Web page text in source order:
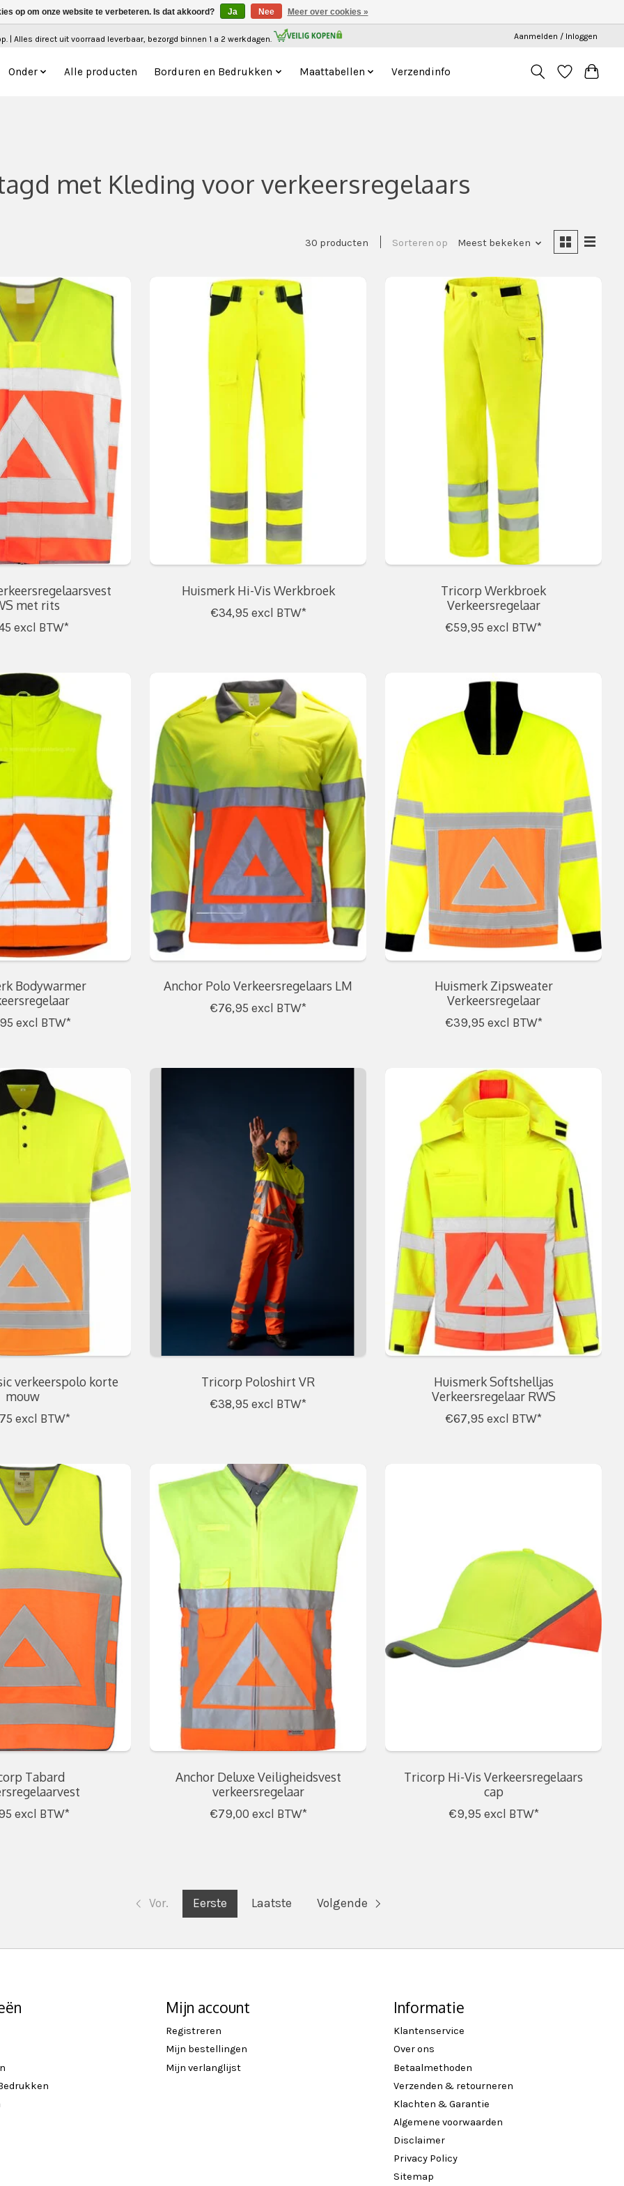
Alles direct uit voorraad leverbaar, bezorgd binnen 1 a 2 werkdagen. Aanmelden / Inloggen
Onder Alle producten Borduren en Bedrukken Maattabellen Verzendinfo
met Kleding voor verkeersregelaars
30 producten Sorteren op Meest bekeken
met rits
excl BTW*
Huismerk Hi-Vis Werkbroek
€34,95 excl BTW*
Tricorp Werkbroek
Verkeersregelaar
€59,95 excl BTW*
Bodywarmer
excl BTW*
Anchor Polo Verkeersregelaars LM
€76,95 excl BTW*
Huismerk Zipsweater
Verkeersregelaar
€39,95 excl BTW*
verkeerspolo korte
mouw
excl BTW*
Tricorp Poloshirt VR
€38,95 excl BTW*
Huismerk Softshelljas
Verkeersregelaar RWS
€67,95 excl BTW*
Tabard
excl BTW*
Anchor Deluxe Veiligheidsvest
verkeersregelaar
€79,00 excl BTW*
Tricorp Hi-Vis Verkeersregelaars
cap
€9,95 excl BTW*
Vor. Eerste Laatste Volgende
Mijn account
Registreren
Mijn bestellingen
Mijn verlanglijst
Informatie
Klantenservice
Over ons
Betaalmethoden
Verzenden & retourneren
Klachten & Garantie
Algemene voorwaarden
Disclaimer
Privacy Policy
Sitemap
op om onze website te verbeteren. Is dat akkoord? Ja Nee Meer over cookies »